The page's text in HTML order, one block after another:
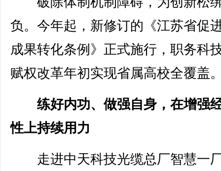
负。今年起，新修订的《江苏省促
成果转化条例》正式施行，职务科
赋权改革年初实现省属高校全覆盖
练好内功、做强自身，在增强
性上持续用力
走进中天科技光缆总厂智慧一